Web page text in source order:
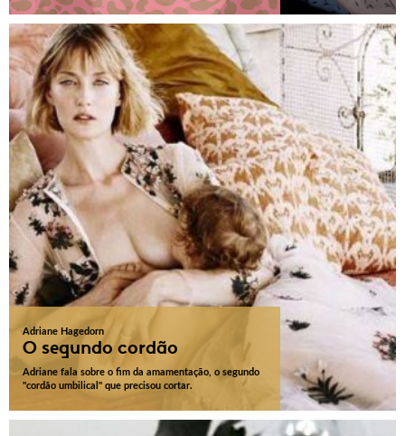
Adriane Hagedorn
O segundo cordão
Adriane fala sobre o fim da amamentação, o segundo
"cordão umbilical" que precisou cortar.